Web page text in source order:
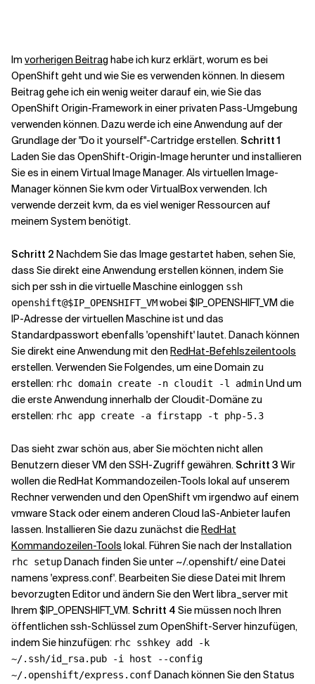
Verwandte Themen
Im vorherigen Beitrag habe ich kurz erklärt, worum es bei
OpenShift geht und wie Sie es verwenden können. In diesem
Beitrag gehe ich ein wenig weiter darauf ein, wie Sie das
OpenShift Origin-Framework in einer privaten Pass-Umgebung
verwenden können. Dazu werde ich eine Anwendung auf der
Grundlage der "Do it yourself"-Cartridge erstellen.Schritt 1
Laden Sie das OpenShift-Origin-Image herunter und installieren
Sie es in einem Virtual Image Manager. Als virtuellen Image-
Manager können Sie kvm oder VirtualBox verwenden. Ich
verwende derzeit kvm, da es viel weniger Ressourcen auf
meinem System benötigt.
Schritt 2 Nachdem Sie das Image gestartet haben, sehen Sie,
dass Sie direkt eine Anwendung erstellen können, indem Sie
sich per ssh in die virtuelle Maschine einloggen ssh
openshift@$IP_OPENSHIFT_VMwobei $IP_OPENSHIFT_VM die
IP-Adresse der virtuellen Maschine ist und das
Standardpasswort ebenfalls 'openshift' lautet. Danach können
Sie direkt eine Anwendung mit den RedHat-Befehlszeilentools
erstellen. Verwenden Sie Folgendes, um eine Domain zu
erstellen: rhc domain create -n cloudit -l adminUnd um
die erste Anwendung innerhalb der Cloudit-Domäne zu
erstellen: rhc app create -a firstapp -t php-5.3
Das sieht zwar schön aus, aber Sie möchten nicht allen
Benutzern dieser VM den SSH-Zugriff gewähren.Schritt 3 Wir
wollen die RedHat Kommandozeilen-Tools lokal auf unserem
Rechner verwenden und den OpenShift vm irgendwo auf einem
vmware Stack oder einem anderen Cloud IaS-Anbieter laufen
lassen. Installieren Sie dazu zunächst dieRedHat
Kommandozeilen-Tools lokal. Führen Sie nach der Installation
rhc setupDanach finden Sie unter ~/.openshift/ eine Datei
namens 'express.conf'. Bearbeiten Sie diese Datei mit Ihrem
bevorzugten Editor und ändern Sie den Wert libra_server mit
Ihrem $IP_OPENSHIFT_VM.Schritt 4 Sie müssen noch Ihren
öffentlichen ssh-Schlüssel zum OpenShift-Server hinzufügen,
indem Sie hinzufügen: rhc sshkey add -k
~/.ssh/id_rsa.pub -i host --config
~/.openshift/express.confDanach können Sie den Status